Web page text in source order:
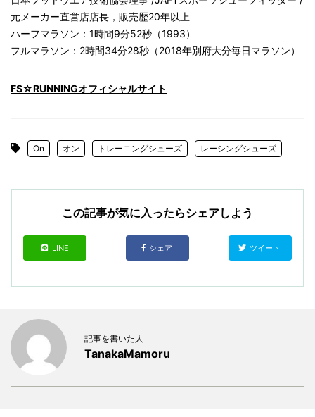
元メーカー直営店店長，販売歴20年以上
ハーフマラソン：1時間9分52秒（1993）
フルマラソン：2時間34分28秒（2018年別府大分毎日マラソン）
FS☆RUNNINGオフィシャルサイト
On オン トレーニングシューズ レーシングシューズ
この記事が気に入ったらシェアしよう
LINE シェア ツイート
記事を書いた人
TanakaMamoru